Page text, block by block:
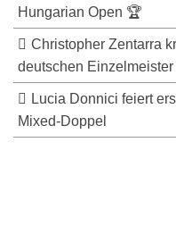
Hungarian Open 🏆
Christopher Zentarra
deutschen
Lucia Donnici feiert
Mixed-Doppel